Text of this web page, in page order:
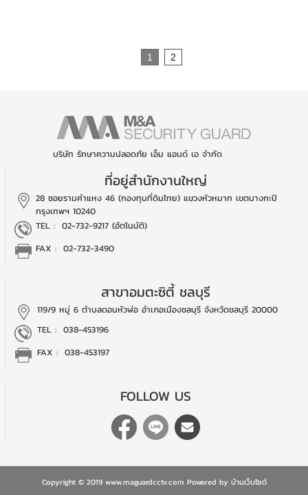
1 2
บริษัท รักษาความปลอดภัย เอ็ม แอนด์ เอ จำกัด
ที่อยู่สำนักงานใหญ่
28 ซอยรามคำแหง 46 (กองทุนที่ดินไทย) แขวงหัวหมาก เขตบางกะปิ
กรุงเทพฯ 10240
TEL : 02-732-9217 (อัตโนมัติ)
FAX : 02-732-3490
สาขาอมตะซิตี้ ชลบุรี
119/9 หมู่ 6 ตำบลดอนหัวฬ่อ อำเภอเมืองชลบุรี จังหวัดชลบุรี 20000
TEL : 038-453196
FAX : 038-453197
FOLLOW US
Copyright © 2019 www.maguardcctv.com Powered by บ้านเว็บไซต์